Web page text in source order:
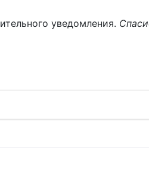
уведомления.